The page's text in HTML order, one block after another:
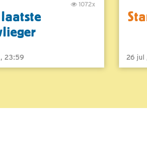
1072x
23:59 26 jul